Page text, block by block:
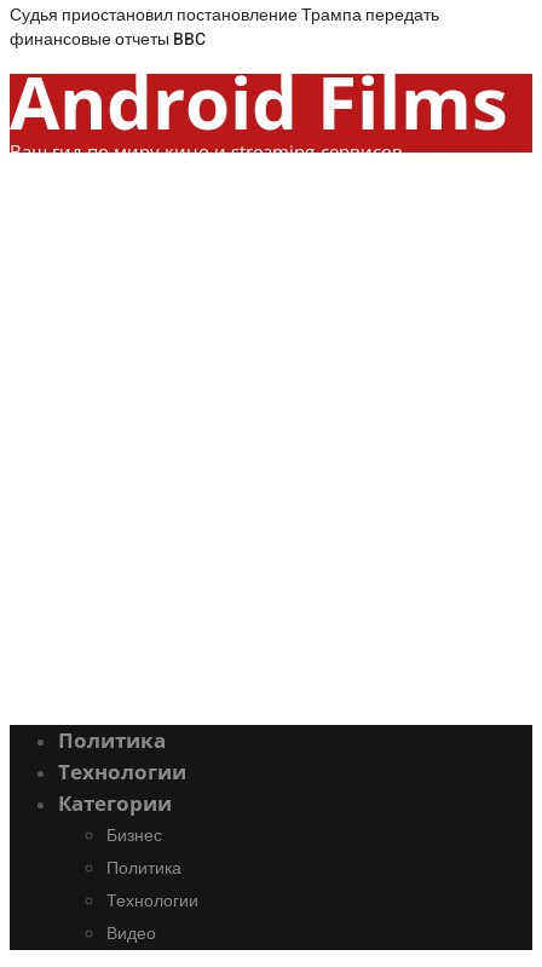
Судья приостановил постановление Трампа передать
финансовые отчеты BBC
Android Films
Ваш гид по миру кино и streaming-сервисов
Политика
Технологии
Категории
Бизнес
Политика
Технологии
Видео